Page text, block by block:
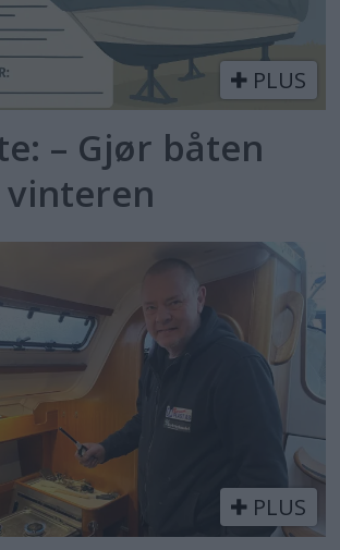
PLUS
– Gjør båten
PLUS